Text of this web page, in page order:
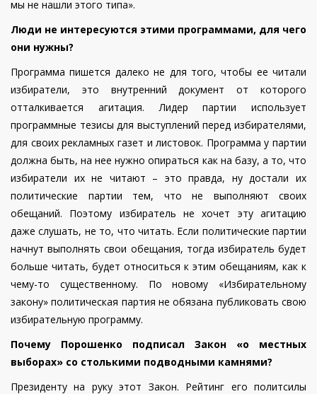
мы не нашли этого типа».
Люди не интересуются этими программами, для чего
они нужны?
Программа пишется далеко не для того, чтобы ее читали
избиратели, это внутренний документ от которого
отталкивается агитация. Лидер партии использует
программные тезисы для выступлений перед избирателями,
для своих рекламных газет и листовок. Программа у партии
должна быть, на нее нужно опираться как на базу, а то, что
избиратели их не читают – это правда, ну достали их
политические партии тем, что не выполняют своих
обещаний. Поэтому избиратель не хочет эту агитацию
даже слушать, не то, что читать. Если политические партии
начнут выполнять свои обещания, тогда избиратель будет
больше читать, будет относиться к этим обещаниям, как к
чему-то существенному. По новому «Избирательному
закону» политическая партия не обязана публиковать свою
избирательную программу.
Почему Порошенко подписал Закон «о местных
выборах» со столькими подводными камнями?
Президенту на руку этот Закон. Рейтинг его политсилы